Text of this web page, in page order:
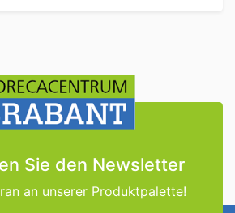
Sie den Newsletter
an unserer Produktpalette!